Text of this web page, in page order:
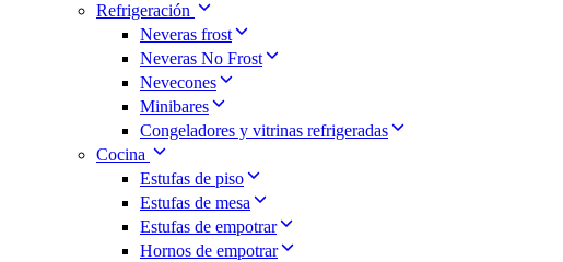
Refrigeración
Neveras frost
Neveras No Frost
Nevecones
Minibares
Congeladores y vitrinas refrigeradas
Cocina
Estufas de piso
Estufas de mesa
Estufas de empotrar
Hornos de empotrar